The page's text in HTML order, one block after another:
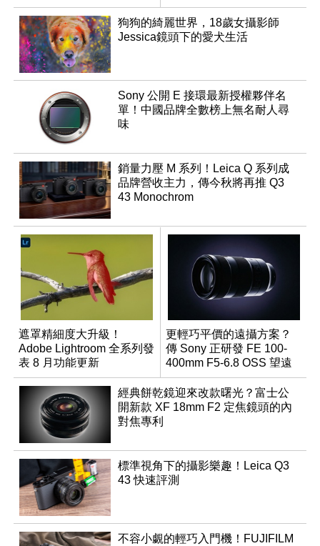
狗狗的綺麗世界，18歲女攝影師
Jessica鏡頭下的愛犬生活
Sony 公開 E 接環最新授權夥伴名
單！中國品牌全數榜上無名耐人尋
味
銷量力壓 M 系列！Leica Q 系列成
品牌營收主力，傳今秋將再推 Q3
43 Monochrom
遮罩精細度大升級！
Adobe Lightroom 全系列發
表 8 月功能更新
更輕巧平價的遠攝方案？
傳 Sony 正研發 FE 100-
400mm F5-6.8 OSS 望遠
變焦鏡頭
經典餅乾鏡迎來改款曙光？富士公
開新款 XF 18mm F2 定焦鏡頭的內
對焦專利
標準視角下的攝影樂趣！Leica Q3
43 快速評測
不容小覷的輕巧入門機！FUJIFILM